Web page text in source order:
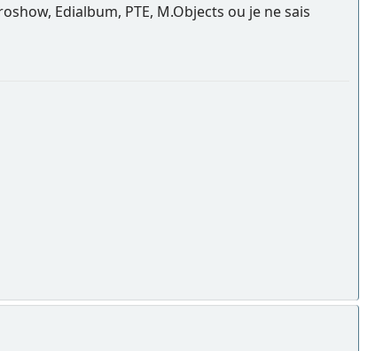
Edialbum, PTE, M.Objects ou je ne sais